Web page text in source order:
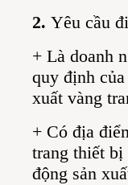
2. Yêu cầu
+ Là doanh
quy định
xuất vàng
+ Có địa
trang thiết bị
động sản